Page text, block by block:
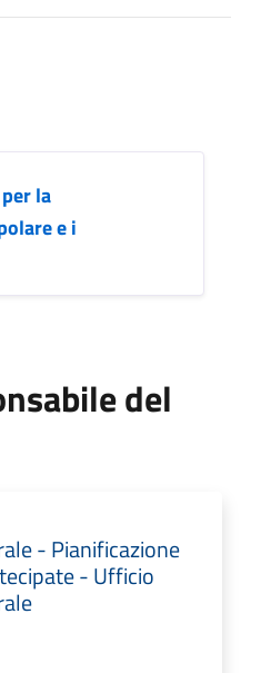
la
e i
del
- Pianificazione
- Ufficio